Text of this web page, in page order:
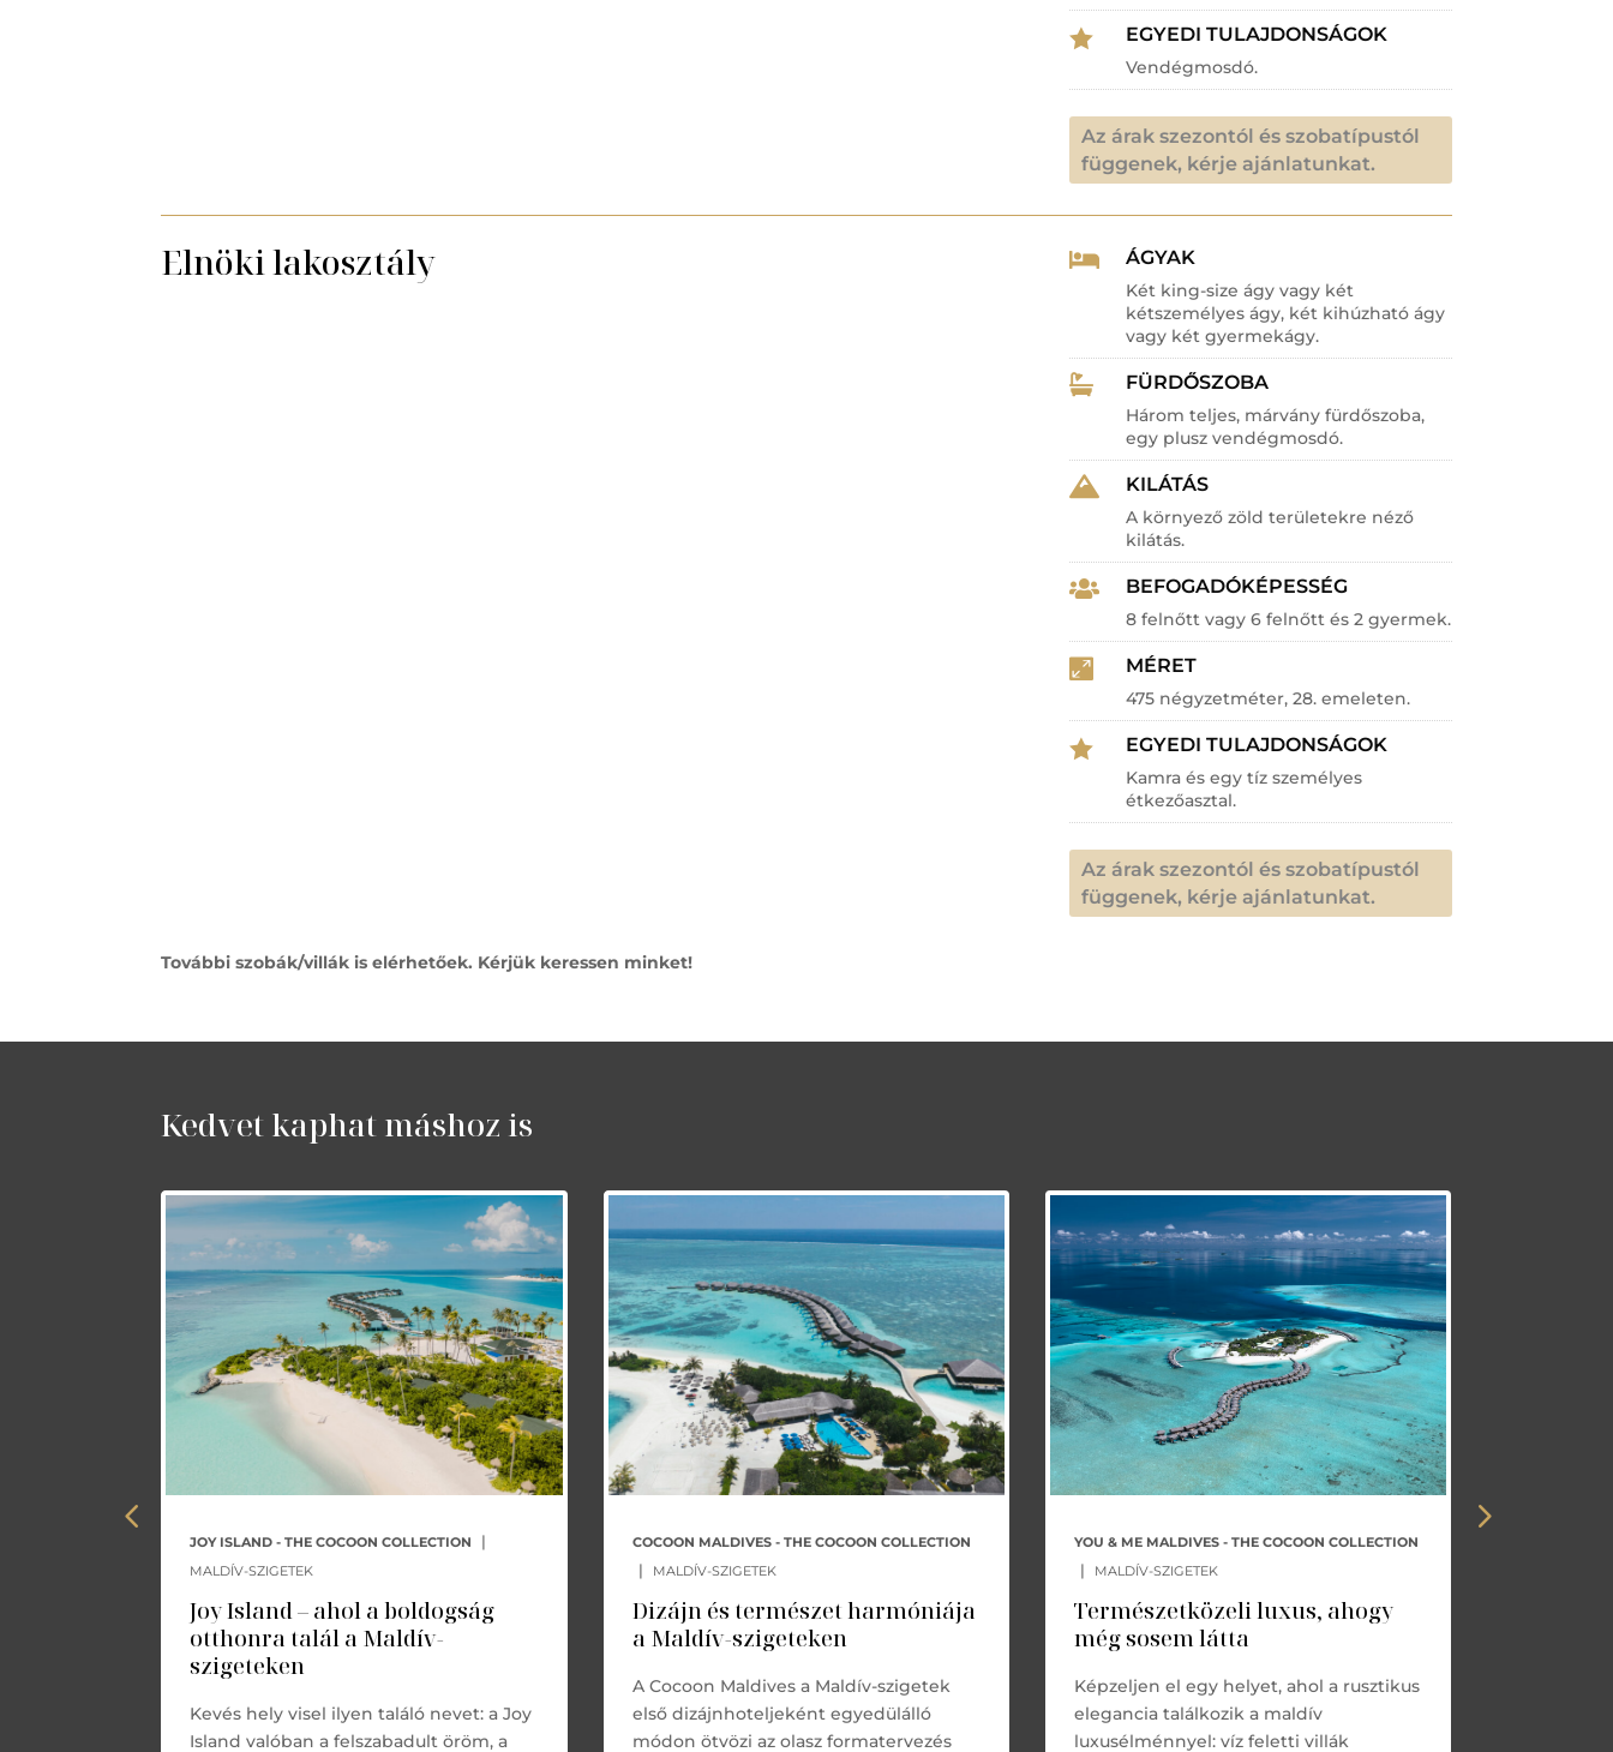
 EGYEDI TULAJDONSÁGOK
Vendégmosdó.
Az árak szezontól és szobatípustól
függenek, kérje ajánlatunkat.
Elnöki lakosztály  ÁGYAK
Két king-size ágy vagy két
kétszemélyes ágy, két kihúzható ágy
vagy két gyermekágy.
 FÜRDŐSZOBA
Három teljes, márvány fürdőszoba,
egy plusz vendégmosdó.
 KILÁTÁS
A környező zöld területekre néző
kilátás.
 BEFOGADÓKÉPESSÉG
8 felnőtt vagy 6 felnőtt és 2 gyermek.
 MÉRET
475 négyzetméter, 28. emeleten.
 EGYEDI TULAJDONSÁGOK
Kamra és egy tíz személyes
étkezőasztal.
Az árak szezontól és szobatípustól
függenek, kérje ajánlatunkat.
További szobák/villák is elérhetőek. Kérjük keressen minket!
Kedvet kaphat máshoz is
Joy Island – ahol a boldogság
otthonra talál a Maldív-
szigeteken
JOY ISLAND - THE COCOON COLLECTION |
MALDÍV-SZIGETEK
Kevés hely visel ilyen találó nevet: a Joy
Island valóban a felszabadult öröm, a
Dizájn és természet harmóniája
a Maldív-szigeteken
COCOON MALDIVES - THE COCOON COLLECTION
| MALDÍV-SZIGETEK
A Cocoon Maldives a Maldív-szigetek
első dizájnhoteljeként egyedülálló
módon ötvözi az olasz formatervezés
Természetközeli luxus, ahogy
még sosem látta
YOU & ME MALDIVES - THE COCOON COLLECTION
| MALDÍV-SZIGETEK
Képzeljen el egy helyet, ahol a rusztikus
elegancia találkozik a maldív
luxusélménnyel: víz feletti villák